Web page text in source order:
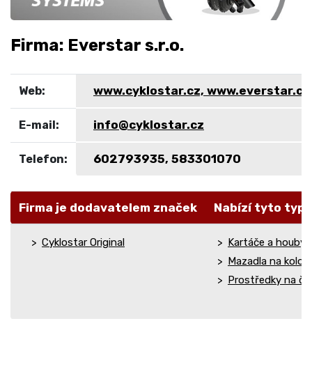
Firma: Everstar s.r.o.
Web: www.cyklostar.cz, www.everstar.cz
E-mail: info@cyklostar.cz
Telefon: 602793935, 583301070
Firma je dodavatelem značek Nabízí tyto
Cyklostar Original
Kartáče a houby
Mazadla na kolo
Prostředky na